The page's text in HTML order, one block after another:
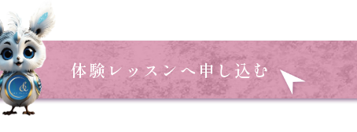
体験レッスンへ申し込む